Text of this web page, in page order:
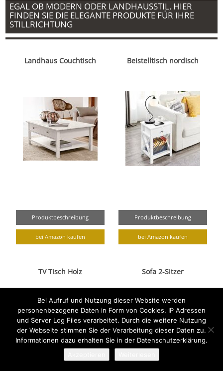
EGAL OB MODERN ODER LANDHAUSSTIL, HIER
FINDEN SIE DIE ELEGANTE PRODUKTE FÜR IHRE
STILLRICHTUNG
Landhaus Couchtisch
Produktbeschreibung
bei Amazon kaufen
Beistelltisch nordisch
Produktbeschreibung
bei Amazon kaufen
TV Tisch Holz Sofa 2-Sitzer
Bei Aufruf und Nutzung dieser Website werden
personenbezogene Daten in Form von Cookies, IP Adressen
und Server Log Files verarbeitet. Durch die weitere Nutzung
der Webseite stimmen Sie der Verarbeitung dieser Daten zu.
Informationen dazu erhalten Sie in der Datenschutzerklärung.